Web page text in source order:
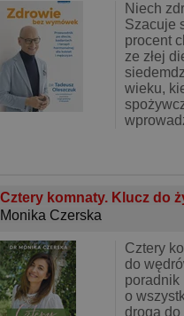
Niech
Szacuje
procent
ze złej
wieku,
Cztery komnaty. Klucz do
Monika Czerska
Cztery
do
poradnik
o
droga